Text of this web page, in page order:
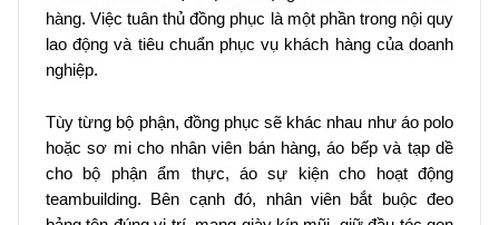
hàng. Việc tuân thủ đồng phục là một phần trong nội quy
lao động và tiêu chuẩn phục vụ khách hàng của doanh
nghiệp.
Tùy từng bộ phận, đồng phục sẽ khác nhau như áo polo
hoặc sơ mi cho nhân viên bán hàng, áo bếp và tạp dề
cho bộ phận ẩm thực, áo sự kiện cho hoạt động
teambuilding. Bên cạnh đó, nhân viên bắt buộc đeo